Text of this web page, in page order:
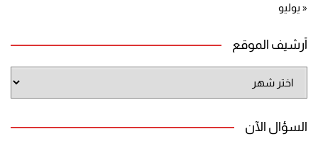
« يوليو
أرشيف الموقع
الموقع
السؤال الآن